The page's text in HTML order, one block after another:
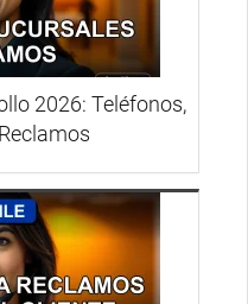
2026: Teléfonos,